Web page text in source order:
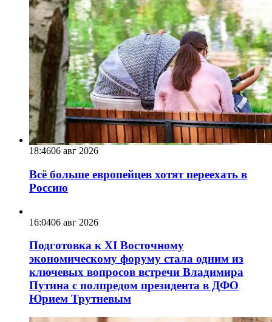
18:4606 авг 2026
Всё больше европейцев хотят переехать в
Россию
16:0406 авг 2026
Подготовка к XI Восточному
экономическому форуму стала одним из
ключевых вопросов встречи Владимира
Путина с полпредом президента в ДФО
Юрием Трутневым